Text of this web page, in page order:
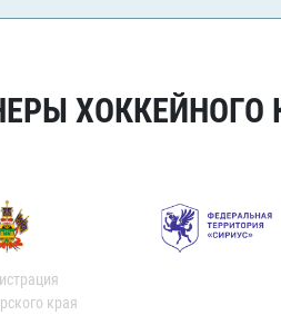
ХОККЕЙНОГО
края